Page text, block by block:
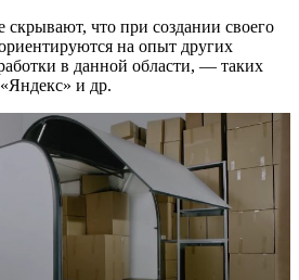
что при создании своего
на опыт других
в данной области, — таких
и др.